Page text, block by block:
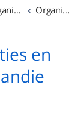
Organisation de sorties & Recherche de partenaires Organisation de sorties en région Basse Normandie
en